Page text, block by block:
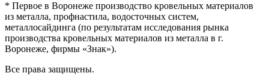
* Первое в Воронеже производство кровельных материалов
из металла, профнастила, водосточных систем,
металлосайдинга (по результатам исследования рынка
производства кровельных материалов из металла в г.
Воронеже, фирмы «Знак»).
Все права защищены.